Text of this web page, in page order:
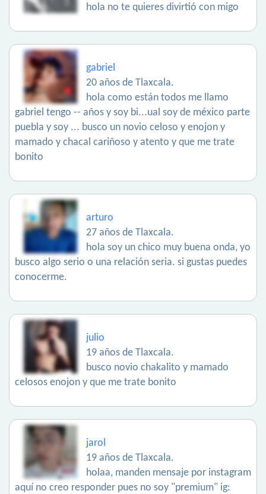
hola no te quieres divirtió con migo
gabriel
20 años de Tlaxcala.
hola como están todos me llamo
gabriel tengo -- años y soy bi...ual soy de méxico parte
puebla y soy ... busco un novio celoso y enojon y
mamado y chacal cariñoso y atento y que me trate
bonito
arturo
27 años de Tlaxcala.
hola soy un chico muy buena onda, yo
busco algo serio o una relación seria. si gustas puedes
conocerme.
julio
19 años de Tlaxcala.
busco novio chakalito y mamado
celosos enojon y que me trate bonito
jarol
19 años de Tlaxcala.
holaa, manden mensaje por instagram
aquí no creo responder pues no soy "premium" ig: